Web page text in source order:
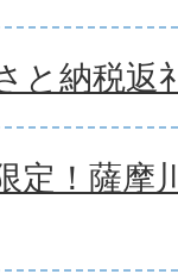
と納税返
定！薩摩